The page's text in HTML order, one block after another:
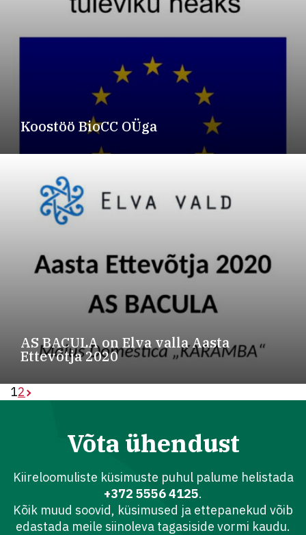
Koostöö BioCC OÜga
AS BACULA on Elva valla Aasta
Ettevõtja 2020
12
Võta ühendust
Kiireloomuliste küsimuste puhul palume helistada
+372 5556 4125.
Kõik muud soovid, küsimused ja ettepanekud võib
edastada meile siinoleva tagasiside vormi kaudu.